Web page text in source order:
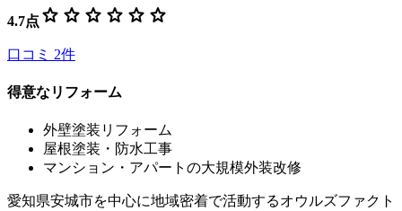
4.7点 star star star star star star
口コミ 2件
得意なリフォーム
外壁塗装リフォーム
屋根塗装・防水工事
マンション・アパートの大規模外装改修
愛知県安城市を中心に地域密着で活動するオウルズファクト